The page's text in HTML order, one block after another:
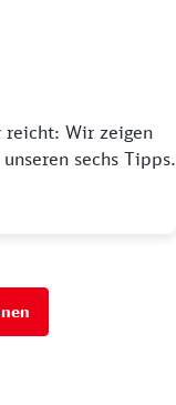
reicht: Wir zeigen
sechs Tipps.